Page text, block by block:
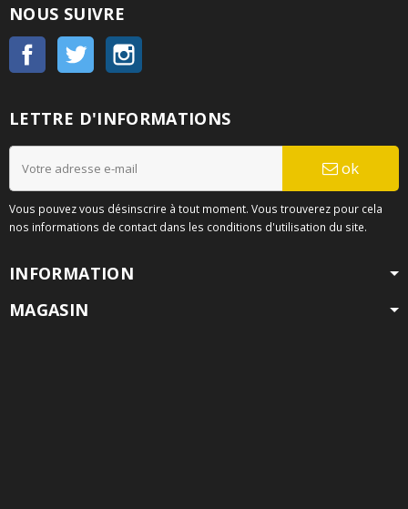
NOUS SUIVRE
Facebook Twitter
LETTRE D'INFORMATIONS
ok
Vous pouvez vous désinscrire à tout moment. Vous trouverez pour cela
nos informations de contact dans les conditions d'utilisation du site.
INFORMATION
MAGASIN